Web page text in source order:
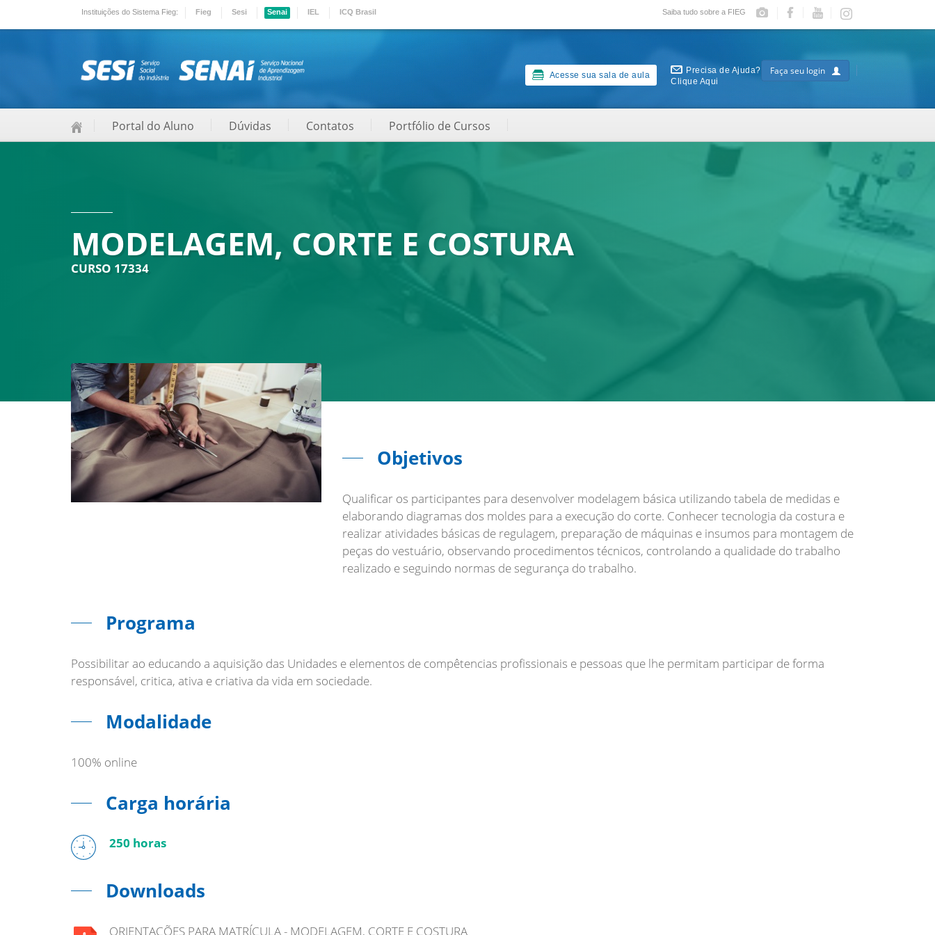
Instituições do Sistema Fieg: Fieg Sesi Senai IEL ICQ Brasil Saiba tudo sobre a FIEG
Acesse sua sala de aula
Precisa de Ajuda?
Clique Aqui
Faça seu login
Portal do Aluno Dúvidas Contatos Portfólio de Cursos
MODELAGEM, CORTE E COSTURA
CURSO 17334
Objetivos
Qualificar os participantes para desenvolver modelagem básica utilizando tabela de medidas e
elaborando diagramas dos moldes para a execução do corte. Conhecer tecnologia da costura e
realizar atividades básicas de regulagem, preparação de máquinas e insumos para montagem de
peças do vestuário, observando procedimentos técnicos, controlando a qualidade do trabalho
realizado e seguindo normas de segurança do trabalho.
Programa
Possibilitar ao educando a aquisição das Unidades e elementos de compêtencias profissionais e pessoas que lhe permitam participar de forma
Modalidade
100% online
Carga horária
250 horas
Downloads
ORIENTAÇÕES PARA MATRÍCULA - MODELAGEM, CORTE E COSTURA